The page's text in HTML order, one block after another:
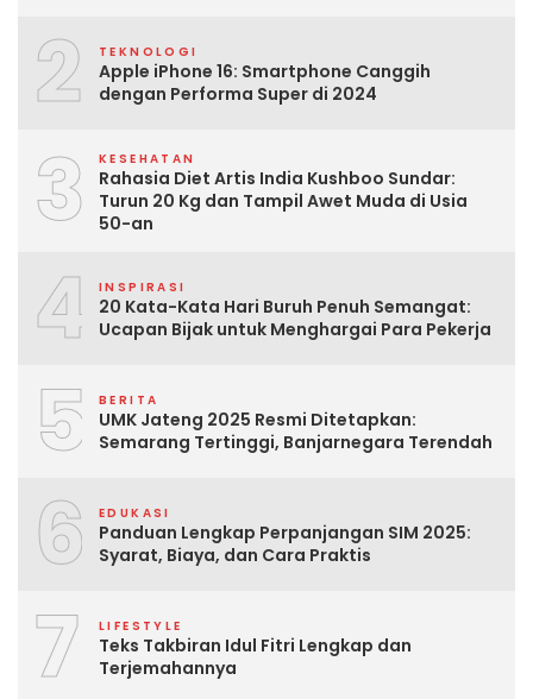
2 TEKNOLOGI
Apple iPhone 16: Smartphone Canggih
dengan Performa Super di 2024
3 KESEHATAN
Rahasia Diet Artis India Kushboo Sundar:
Turun 20 Kg dan Tampil Awet Muda di Usia
50-an
4 INSPIRASI
20 Kata-Kata Hari Buruh Penuh Semangat:
Ucapan Bijak untuk Menghargai Para Pekerja
5 BERITA
UMK Jateng 2025 Resmi Ditetapkan:
Semarang Tertinggi, Banjarnegara Terendah
6 EDUKASI
Panduan Lengkap Perpanjangan SIM 2025:
Syarat, Biaya, dan Cara Praktis
7 LIFESTYLE
Teks Takbiran Idul Fitri Lengkap dan
Terjemahannya